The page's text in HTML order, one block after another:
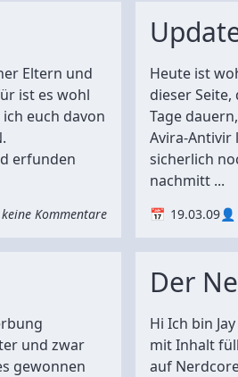
Eltern und
ist es wohl
euch davon
erfunden
keine Kommentare
Heute ist
dieser
Tage
Avira-Antivir
sicherlich
nachmitt ...
19.03.09
und zwar
gewonnen
Der
Hi Ich bin
mit Inhalt
auf